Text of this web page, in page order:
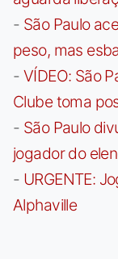
- São Paulo
peso, mas
- VÍDEO: São
Clube toma
- São Paulo
jogador do
- URGENTE:
Alphaville